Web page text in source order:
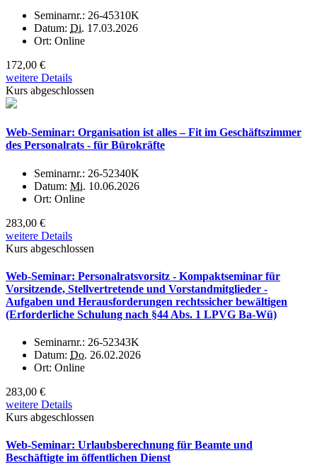
Seminarnr.: 26-45310K
Datum: Di. 17.03.2026
Ort: Online
172,00 €
weitere Details
Kurs abgeschlossen
Web-Seminar: Organisation ist alles – Fit im Geschäftszimmer
des Personalrats - für Bürokräfte
Seminarnr.: 26-52340K
Datum: Mi. 10.06.2026
Ort: Online
283,00 €
weitere Details
Kurs abgeschlossen
Web-Seminar: Personalratsvorsitz - Kompaktseminar für
Vorsitzende, Stellvertretende und Vorstandmitglieder -
Aufgaben und Herausforderungen rechtssicher bewältigen
(Erforderliche Schulung nach §44 Abs. 1 LPVG Ba-Wü)
Seminarnr.: 26-52343K
Datum: Do. 26.02.2026
Ort: Online
283,00 €
weitere Details
Kurs abgeschlossen
Web-Seminar: Urlaubsberechnung für Beamte und
Beschäftigte im öffentlichen Dienst